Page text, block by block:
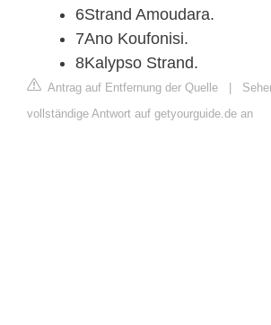
6Strand Amoudara.
7Ano Koufonisi.
8Kalypso Strand.
Antrag auf Entfernung der Quelle |
vollständige Antwort auf getyourguide.de an